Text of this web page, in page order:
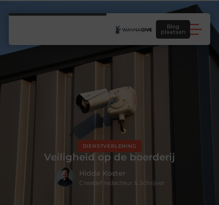
Blog
plaatsen
DIENSTVERLENING
Veiligheid op de boerderij
Hidde Koster
Creatief redacteur & Schrijver